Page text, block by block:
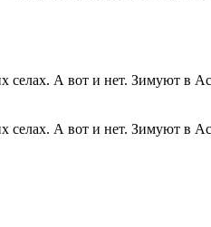
селах. А вот и нет. Зимуют в
селах. А вот и нет. Зимуют в